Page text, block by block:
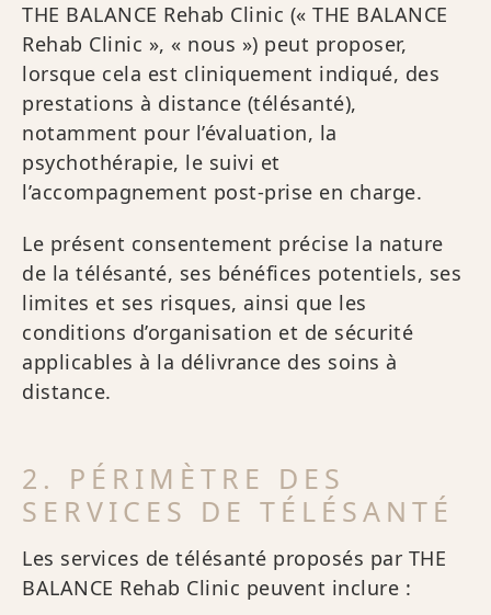
THE BALANCE Rehab Clinic (« THE BALANCE
Rehab Clinic », « nous ») peut proposer,
lorsque cela est cliniquement indiqué, des
prestations à distance (télésanté),
notamment pour l’évaluation, la
psychothérapie, le suivi et
l’accompagnement post-prise en charge.
Le présent consentement précise la nature
de la télésanté, ses bénéfices potentiels, ses
limites et ses risques, ainsi que les
conditions d’organisation et de sécurité
applicables à la délivrance des soins à
distance.
2. PÉRIMÈTRE DES
SERVICES DE TÉLÉSANTÉ
Les services de télésanté proposés par THE
BALANCE Rehab Clinic peuvent inclure :